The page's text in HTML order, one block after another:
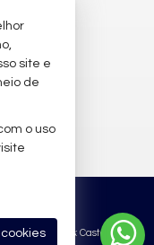
imobiliárias: Castel Digital
site e
de
o uso